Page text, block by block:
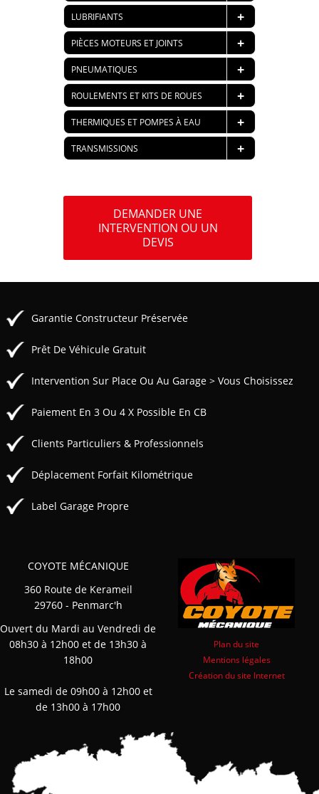
LUBRIFIANTS +
PIÈCES MOTEURS ET JOINTS +
PNEUMATIQUES +
ROULEMENTS ET KITS DE ROUES +
THERMIQUES ET POMPES À EAU +
TRANSMISSIONS +
DEMANDER UNE
INTERVENTION OU UN
DEVIS
Garantie Constructeur Préservée
Prêt De Véhicule Gratuit
Intervention Sur Place Ou Au Garage > Vous Choisissez
Paiement En 3 Ou 4 X Possible En CB
Clients Particuliers & Professionnels
Déplacement Forfait Kilométrique
Label Garage Propre
COYOTE MÉCANIQUE
360 Route de Kerameil
29760 - Penmarc'h
Ouvert du Mardi au Vendredi de
08h30 à 12h00 et de 13h30 à
18h00
Le samedi de 09h00 à 12h00 et
de 13h00 à 17h00
Plan du site
Mentions légales
Création du site Internet